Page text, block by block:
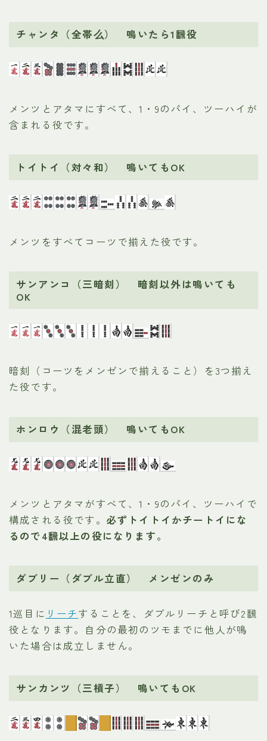
チャンタ（全帯么） 鳴いたら1飜役
メンツとアタマにすべて、1・9のパイ、ツーハイが
含まれる役です。
トイトイ（対々和） 鳴いてもOK
メンツをすべてコーツで揃えた役です。
サンアンコ（三暗刻） 暗刻以外は鳴いても
OK
暗刻（コーツをメンゼンで揃えること）を3つ揃え
た役です。
ホンロウ（混老頭） 鳴いてもOK
メンツとアタマがすべて、1・9のパイ、ツーハイで
構成される役です。 必ずトイトイかチートイにな
るので4飜以上の役になります。
ダブリー（ダブル立直） メンゼンのみ
1巡目に リーチすることを、ダブルリーチと呼び2飜
役となります。自分の最初のツモまでに他人が鳴
いた場合は成立しません。
サンカンツ（三槓子） 鳴いてもOK